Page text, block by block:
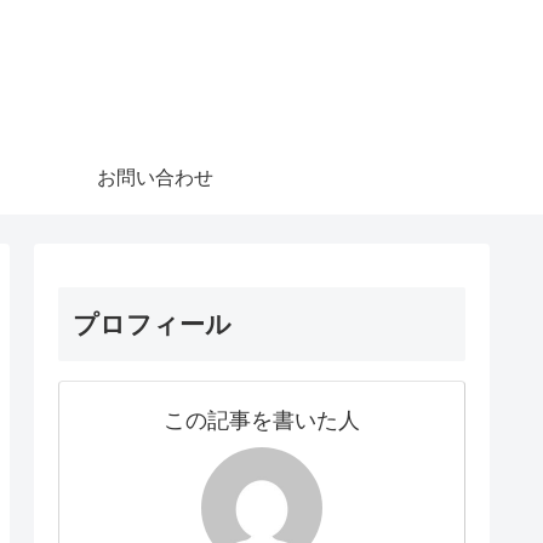
お問い合わせ
プロフィール
この記事を書いた人